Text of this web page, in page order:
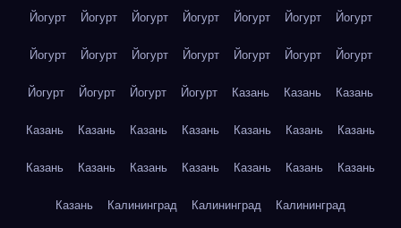
Йогурт Йогурт Йогурт Йогурт Йогурт Йогурт Йогурт
Йогурт Йогурт Йогурт Йогурт Йогурт Йогурт Йогурт
Йогурт Йогурт Йогурт Йогурт Казань Казань Казань
Казань Казань Казань Казань Казань Казань Казань
Казань Казань Казань Казань Казань Казань Казань
Казань Калининград Калининград Калининград